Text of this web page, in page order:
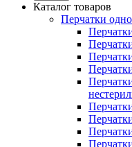
Каталог товаров
Перчатки